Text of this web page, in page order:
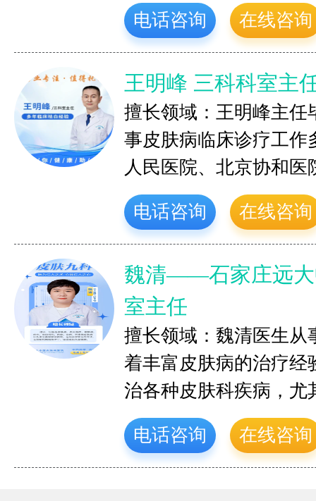
电话咨询 在线咨询
王明峰 三科科室主
擅长领域：王明峰主任
事皮肤病临床诊疗工作
人民医院、北京协和
电话咨询 在线咨询
魏清——石家庄远大
室主任
擅长领域：魏清医生从
着丰富皮肤病的治疗经
治各种皮肤科疾病，
电话咨询 在线咨询